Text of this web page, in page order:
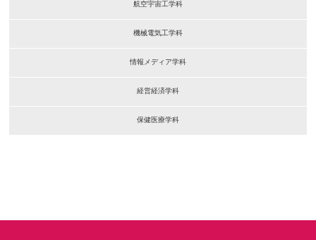
航空宇宙工学科
機械電気工学科
情報メディア学科
経営経済学科
保健医療学科